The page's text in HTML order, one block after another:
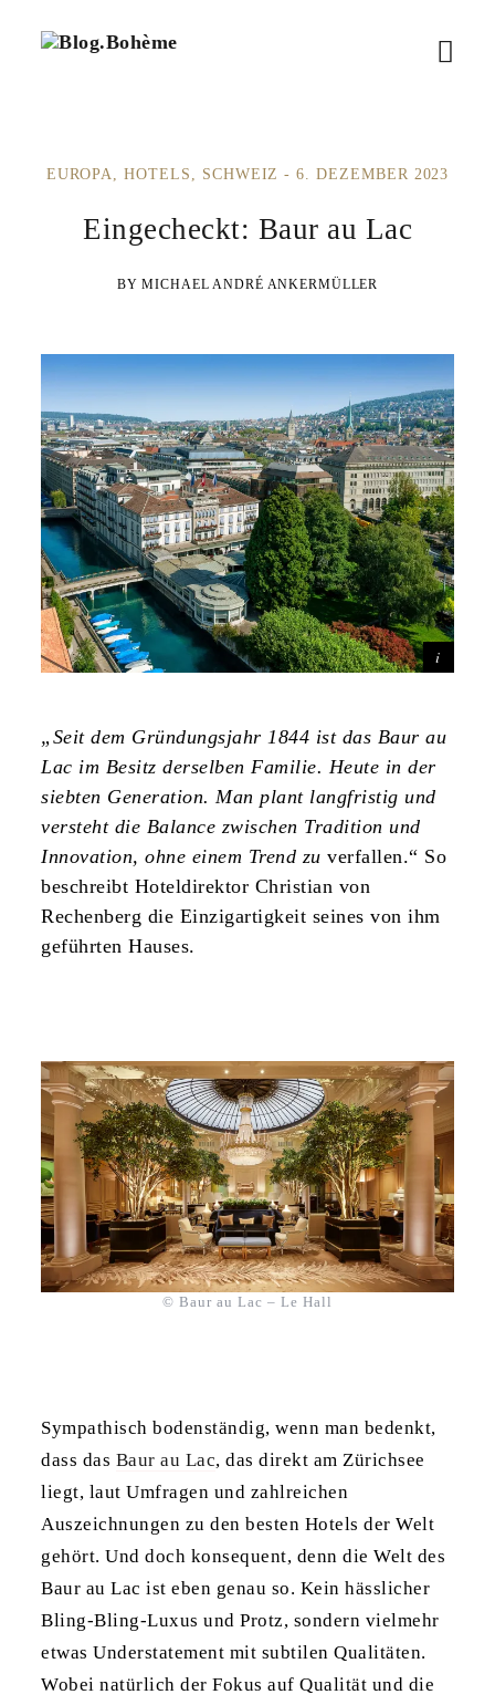
B
o
M
ü
n
e
n
EUROPA HOTELS SCHWEIZ 6. DEZEMBER 2023
Eingecheckt: Baur au Lac
MICHAEL ANDRÉ ANKERMÜLLER
„Seit dem Gründungsjahr 1844 ist das Baur au
Lac im Besitz derselben Familie. Heute in der
siebten Generation. Man plant langfristig und
versteht die Balance zwischen Tradition und
Innovation, ohne einem Trend zu verfallen.“ So
beschreibt Hoteldirektor Christian von
Rechenberg die Einzigartigkeit seines von ihm
geführten Hauses.
© Baur au Lac – Le Hall
Sympathisch bodenständig, wenn man bedenkt,
dass das Baur au Lac, das direkt am Zürichsee
liegt, laut Umfragen und zahlreichen
Auszeichnungen zu den besten Hotels der Welt
gehört. Und doch konsequent, denn die Welt des
Baur au Lac ist eben genau so. Kein hässlicher
Bling-Bling-Luxus und Protz, sondern vielmehr
etwas Understatement mit subtilen Qualitäten.
Wobei natürlich der Fokus auf Qualität und die